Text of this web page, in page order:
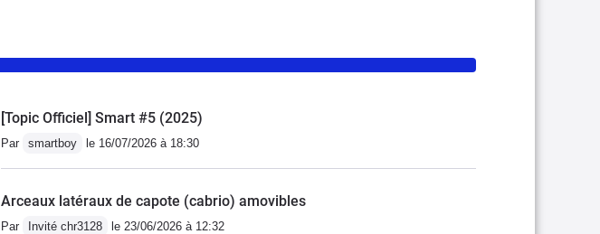
[Topic Officiel] Smart #5 (2025)
Par smartboy le 16/07/2026 à 18:30
Arceaux latéraux de capote (cabrio) amovibles
Par Invité chr3128 le 23/06/2026 à 12:32